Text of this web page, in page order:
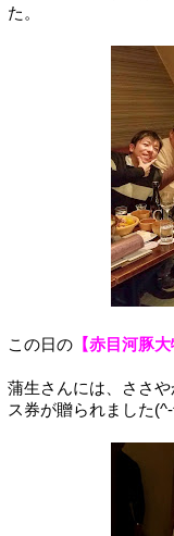
た。
この日の 【赤目河豚
蒲生さんには、ささ
ス券が贈られました